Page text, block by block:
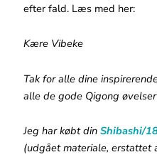
efter fald. Læs med her:
Kære Vibeke
Tak for alle dine
alle de gode Qigong øvelser
Jeg har købt din Shibashi/
(udgået materiale, erstattet